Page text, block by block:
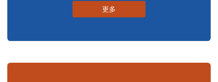
更多